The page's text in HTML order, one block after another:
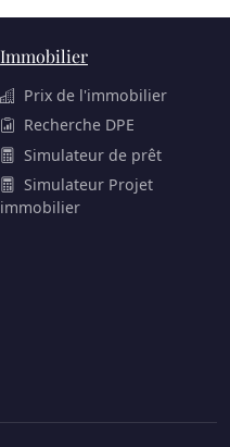
Immobilier
Prix de l'immobilier
Recherche DPE
Simulateur de prêt
Simulateur Projet
immobilier